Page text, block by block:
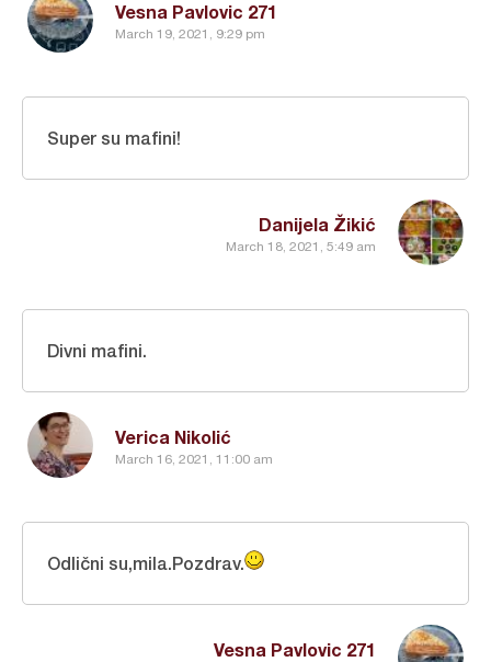
Vesna Pavlovic 271
March 19, 2021, 9:29 pm
Danijela Žikić
March 18, 2021, 5:49 am
Super su mafini!
Verica Nikolić
March 16, 2021, 11:00 am
Divni mafini.
Vesna Pavlovic 271
Odlični su,mila.Pozdrav.